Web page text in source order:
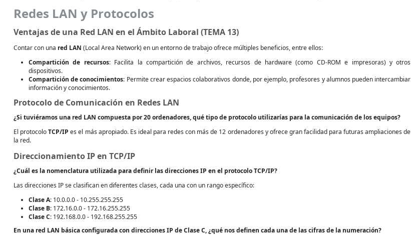
Redes LAN y Protocolos
Ventajas de una Red LAN en el Ámbito Laboral (TEMA 13)
Contar con una red LAN (Local Area Network) en un entorno de trabajo ofrece múltiples beneficios, entre ellos:
Compartición de recursos: Facilita la compartición de archivos, recursos de hardware (como CD-ROM e impresoras) y otros
dispositivos.
Compartición de conocimientos: Permite crear espacios colaborativos donde, por ejemplo, profesores y alumnos pueden intercambiar
información y conocimientos.
Protocolo de Comunicación en Redes LAN
¿Si tuviéramos una red LAN compuesta por 20 ordenadores, qué tipo de protocolo utilizarías para la comunicación de los equipos?
El protocoloTCP/IP es el más apropiado. Es ideal para redes con más de 12 ordenadores y ofrece gran facilidad para futuras ampliaciones de
la red.
Direccionamiento IP en TCP/IP
¿Cuál es la nomenclatura utilizada para definir las direcciones IP en el protocolo TCP/IP?
Las direcciones IP se clasifican en diferentes clases, cada una con un rango específico:
Clase A: 10.0.0.0 - 10.255.255.255
Clase B: 172.16.0.0 - 172.16.255.255
Clase C: 192.168.0.0 - 192.168.255.255
En una red LAN básica configurada con direcciones IP deClase C, ¿qué nos definen cada una de las cifras de la numeración?